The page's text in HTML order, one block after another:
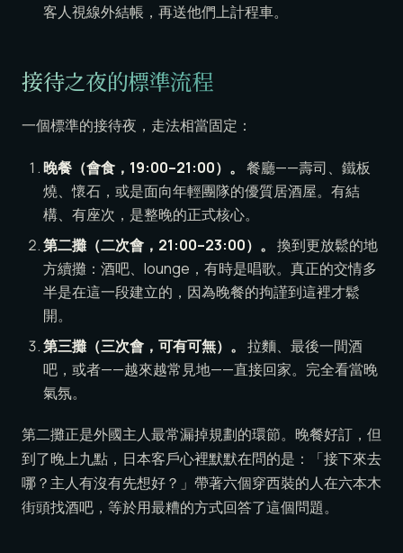
客人視線外結帳，再送他們上計程車。
接待之夜的標準流程
一個標準的接待夜，走法相當固定：
晚餐（會食，19:00–21:00）。 餐廳——壽司、鐵板
燒、懷石，或是面向年輕團隊的優質居酒屋。有結
構、有座次，是整晚的正式核心。
第二攤（二次會，21:00–23:00）。 換到更放鬆的地
方續攤：酒吧、lounge，有時是唱歌。真正的交情多
半是在這一段建立的，因為晚餐的拘謹到這裡才鬆
開。
第三攤（三次會，可有可無）。 拉麵、最後一間酒
吧，或者——越來越常見地——直接回家。完全看當晚
氣氛。
第二攤正是外國主人最常漏掉規劃的環節。晚餐好訂，但
到了晚上九點，日本客戶心裡默默在問的是：「接下來去
哪？主人有沒有先想好？」帶著六個穿西裝的人在六本木
街頭找酒吧，等於用最糟的方式回答了這個問題。